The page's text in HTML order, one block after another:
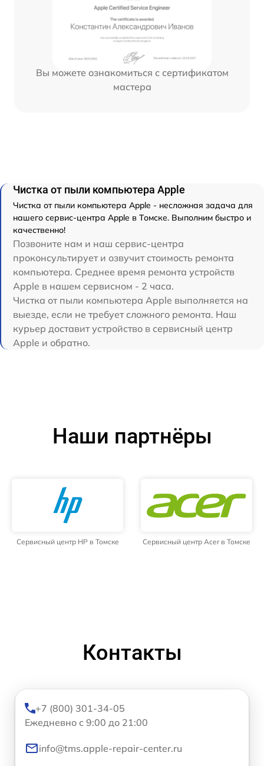
Вы можете ознакомиться с сертификатом
мастера
Чистка от пыли компьютера Apple
Чистка от пыли компьютера Apple - несложная задача для
нашего сервис-центра Apple в Томске. Выполним быстро и
качественно!
Позвоните нам и наш сервис-центра
проконсультирует и озвучит стоимость ремонта
компьютера. Среднее время ремонта устройств
Apple в нашем сервисном - 2 часа.
Чистка от пыли компьютера Apple выполняется на
выезде, если не требует сложного ремонта. Наш
курьер доставит устройство в сервисный центр
Apple и обратно.
Наши партнёры
Сервисный центр HP в Томске Сервисный центр Acer в Томске
Контакты
+7 (800) 301-34-05
Ежедневно с 9:00 до 21:00
info@tms.apple-repair-center.ru